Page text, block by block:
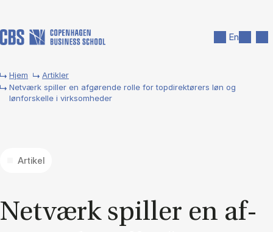
En
Hjem
Artikler
Netværk spiller en afgørende rolle for topdirektørers løn og
lønforskelle i virksomheder
Artikel
Net­værk spil­ler en af­